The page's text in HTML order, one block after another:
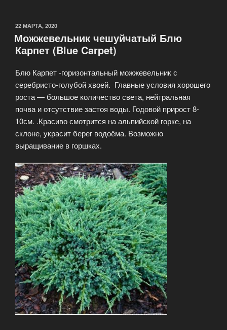
ОПУБЛИКОВАНО
22 МАРТА, 2020
Можжевельник чешуйчатый Блю
Карпет (Blue Carpet)
Блю Карпет -горизонтальный можжевельник с
серебристо-голубой хвоей. Главные условия хорошего
роста — большое количество света, нейтральная
почва и отсутствие застоя воды. Годовой прирост 8-
10см. .Красиво смотрится на альпийской горке, на
склоне, украсит берег водоёма. Возможно
выращивание в горшках.